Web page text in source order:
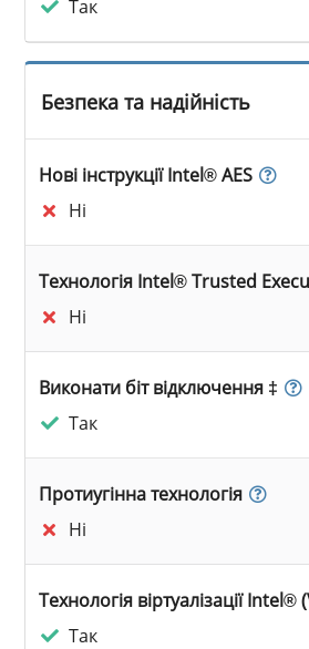
Так
Безпека та надійність
Нові інструкції Intel® AES
Ні
Технологія Intel® Trusted
Ні
Виконати біт відключення ‡
Так
Протиугінна технологія
Ні
Технологія віртуалізації Intel®
Так